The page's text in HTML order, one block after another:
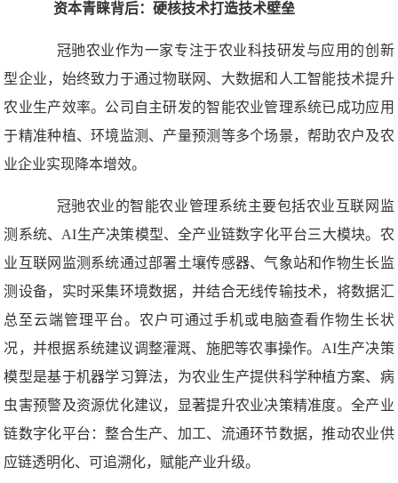
资本青睐背后：硬核技术打造技术壁垒
冠驰农业作为一家专注于农业科技研发与应用的创新
型企业，始终致力于通过物联网、大数据和人工智能技术提升
农业生产效率。公司自主研发的智能农业管理系统已成功应用
于精准种植、环境监测、产量预测等多个场景，帮助农户及农
业企业实现降本增效。
冠驰农业的智能农业管理系统主要包括农业互联网监
测系统、AI生产决策模型、全产业链数字化平台三大模块。农
业互联网监测系统通过部署土壤传感器、气象站和作物生长监
测设备，实时采集环境数据，并结合无线传输技术，将数据汇
总至云端管理平台。农户可通过手机或电脑查看作物生长状
况，并根据系统建议调整灌溉、施肥等农事操作。AI生产决策
模型是基于机器学习算法，为农业生产提供科学种植方案、病
虫害预警及资源优化建议，显著提升农业决策精准度。全产业
链数字化平台：整合生产、加工、流通环节数据，推动农业供
应链透明化、可追溯化，赋能产业升级。